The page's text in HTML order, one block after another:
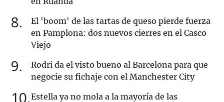
8
El 'boom' de las tartas de queso pierde fuerza
en Pamplona: dos nuevos cierres en el Casco
Viejo
9
Rodri da el visto bueno al Barcelona para que
negocie su fichaje con el Manchester City
10 Estella ya no mola a la mayoría de las